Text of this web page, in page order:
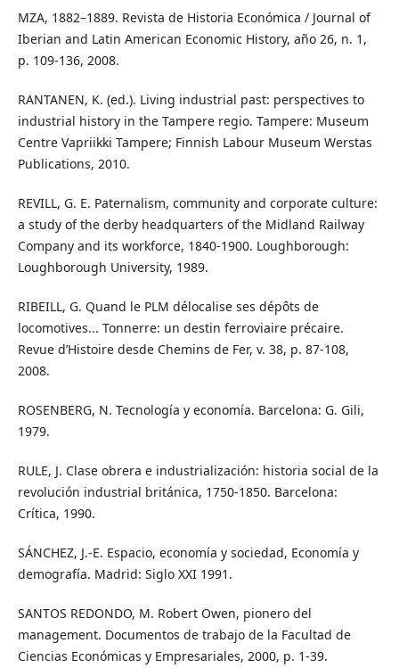
MZA, 1882–1889. Revista de Historia Económica / Journal of
Iberian and Latin American Economic History, año 26, n. 1,
p. 109-136, 2008.
RANTANEN, K. (ed.). Living industrial past: perspectives to
industrial history in the Tampere regio. Tampere: Museum
Centre Vapriikki Tampere; Finnish Labour Museum Werstas
Publications, 2010.
REVILL, G. E. Paternalism, community and corporate culture:
a study of the derby headquarters of the Midland Railway
Company and its workforce, 1840-1900. Loughborough:
Loughborough University, 1989.
RIBEILL, G. Quand le PLM délocalise ses dépôts de
locomotives... Tonnerre: un destin ferroviaire précaire.
Revue d’Histoire desde Chemins de Fer, v. 38, p. 87-108,
2008.
ROSENBERG, N. Tecnología y economía. Barcelona: G. Gili,
1979.
RULE, J. Clase obrera e industrialización: historia social de la
revolución industrial británica, 1750-1850. Barcelona:
Crítica, 1990.
SÁNCHEZ, J.-E. Espacio, economía y sociedad, Economía y
demografía. Madrid: Siglo XXI 1991.
SANTOS REDONDO, M. Robert Owen, pionero del
management. Documentos de trabajo de la Facultad de
Ciencias Económicas y Empresariales, 2000, p. 1-39.